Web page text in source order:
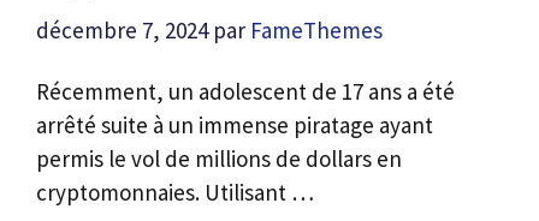
décembre 7, 2024 par FameThemes
Récemment, un adolescent de 17 ans a été
arrêté suite à un immense piratage ayant
permis le vol de millions de dollars en
cryptomonnaies. Utilisant …